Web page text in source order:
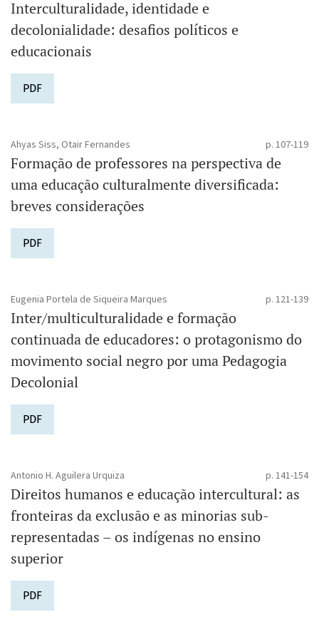
Interculturalidade, identidade e
decolonialidade: ­desafios políticos e
educacionais
PDF
Ahyas Siss, Otair Fernandes p. 107-119
Formação de professores na perspectiva de
uma ­educação culturalmente diversificada:
breves ­considerações
PDF
Eugenia Portela de Siqueira Marques p. 121-139
Inter/multiculturalidade e formação
continuada de educadores: o protagonismo do
movimento social negro por uma Pedagogia
Decolonial
PDF
Antonio H. Aguilera Urquiza p. 141-154
Direitos humanos e educação intercultural: as
fronteiras da exclusão e as minorias sub-
representadas – os indígenas no ensino
superior
PDF